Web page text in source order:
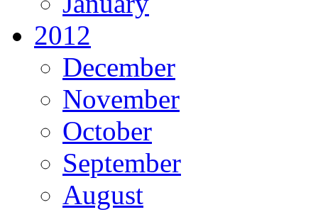
2012
December
November
October
September
August